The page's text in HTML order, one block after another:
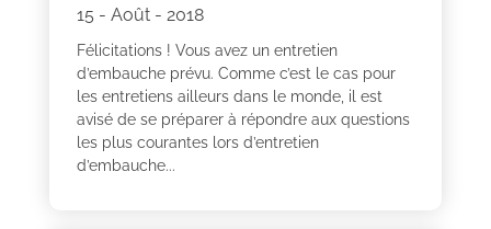
15 - Août - 2018
Félicitations ! Vous avez un entretien
d’embauche prévu. Comme c’est le cas pour
les entretiens ailleurs dans le monde, il est
avisé de se préparer à répondre aux questions
les plus courantes lors d’entretien
d’embauche...